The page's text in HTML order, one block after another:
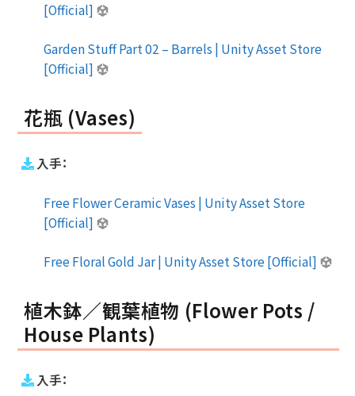
[Official]
Garden Stuff Part 02 – Barrels | Unity Asset Store
[Official]
花瓶 (Vases)
入手：
Free Flower Ceramic Vases | Unity Asset Store
[Official]
Free Floral Gold Jar | Unity Asset Store [Official]
植木鉢／観葉植物 (Flower Pots /
House Plants)
入手：